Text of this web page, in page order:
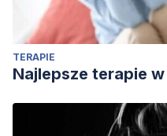
TERAPIE
Najlepsze terapie